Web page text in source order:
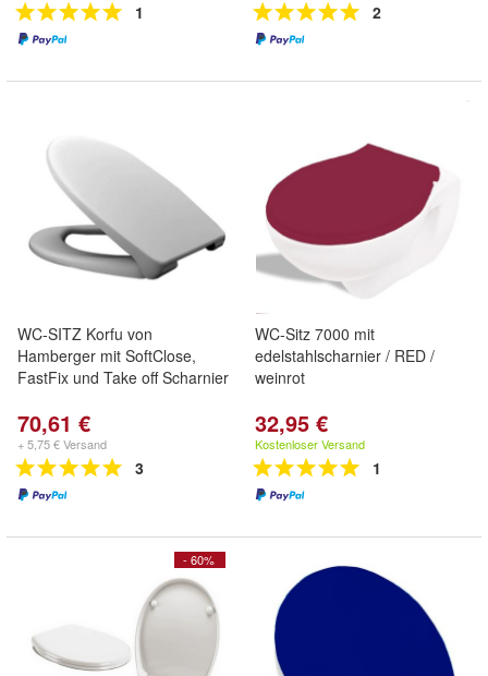
1 2
WC-SITZ Korfu von
Hamberger mit SoftClose,
FastFix und Take off Scharnier
70,61 €
+ 5,75 € Versand
3
WC-Sitz 7000 mit
edelstahlscharnier / RED /
weinrot
32,95 €
Kostenloser Versand
1
- 60%